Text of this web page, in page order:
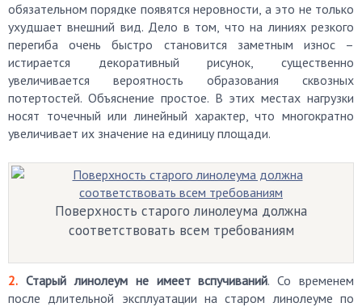
обязательном порядке появятся неровности, а это не только
ухудшает внешний вид. Дело в том, что на линиях резкого
перегиба очень быстро становится заметным износ –
истирается декоративный рисунок, существенно
увеличивается вероятность образования сквозных
потертостей. Объяснение простое. В этих местах нагрузки
носят точечный или линейный характер, что многократно
увеличивает их значение на единицу площади.
Поверхность старого линолеума должна
соответствовать всем требованиям
Старый линолеум не имеет вспучиваний. Со временем
после длительной эксплуатации на старом линолеуме по